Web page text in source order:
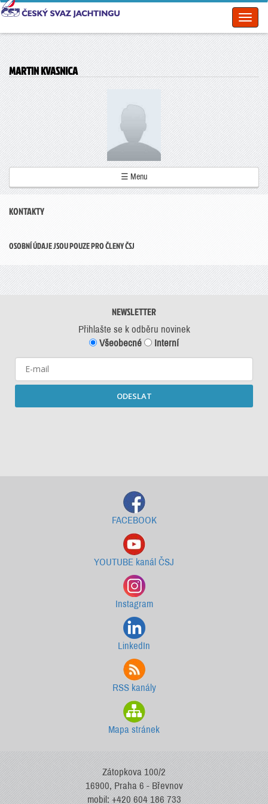
MARTIN KVASNICA
☰ Menu
KONTAKTY
OSOBNÍ ÚDAJE JSOU POUZE PRO ČLENY ČSJ
NEWSLETTER
Přihlašte se k odběru novinek
Všeobecné
Interní
ODESLAT
FACEBOOK
YOUTUBE kanál ČSJ
Instagram
LinkedIn
RSS kanály
Mapa stránek
Zátopkova 100/2
16900, Praha 6 - Břevnov
mobil: +420 604 186 733